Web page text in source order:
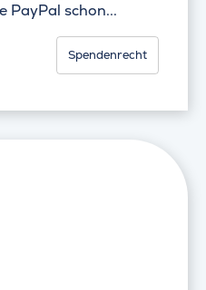
PayPal schon...
Spendenrecht